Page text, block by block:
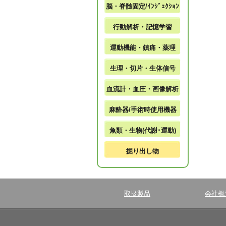
脳・脊髄固定/ｲﾝｼﾞｪｸｼｮﾝ
行動解析・記憶学習
運動機能・鎮痛・薬理
生理・切片・生体信号
血流計・血圧・画像解析
麻酔器/手術時使用機器
魚類・生物(代謝･運動)
掘り出し物
取扱製品 会社概